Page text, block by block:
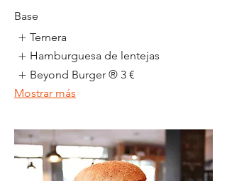
Base
Ternera
Hamburguesa de lentejas
Beyond Burger ® 3 €
Mostrar más